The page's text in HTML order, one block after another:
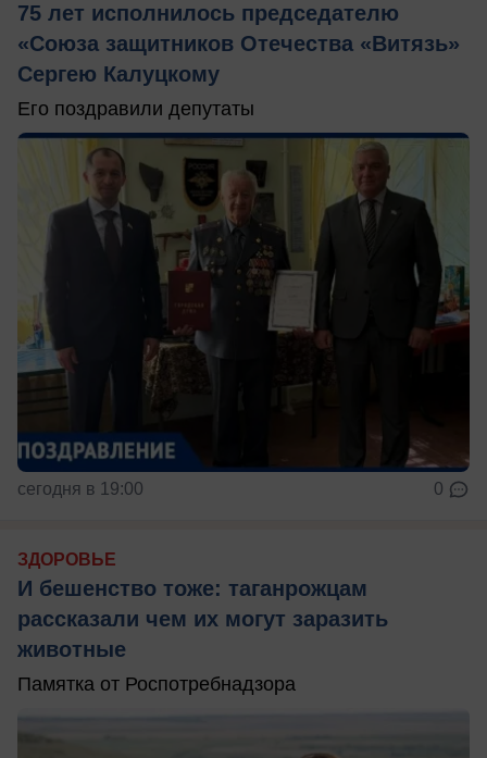
75 лет исполнилось председателю
«Союза защитников Отечества «Витязь»
Сергею Калуцкому
Его поздравили депутаты
сегодня в 19:00 0
ЗДОРОВЬЕ
И бешенство тоже: таганрожцам
рассказали чем их могут заразить
животные
Памятка от Роспотребнадзора